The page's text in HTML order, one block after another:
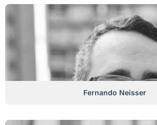
Fernando Neisser